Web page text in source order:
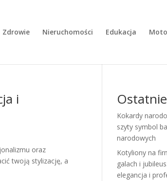
Zdrowie Nieruchomości Edukacja
i
oraz
twoją stylizację, a
Kokardy
szyty symbol
narodowych
Kotyliony na
galach i
elegancja i